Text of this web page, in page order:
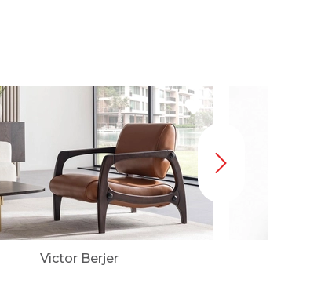
Victor Berjer